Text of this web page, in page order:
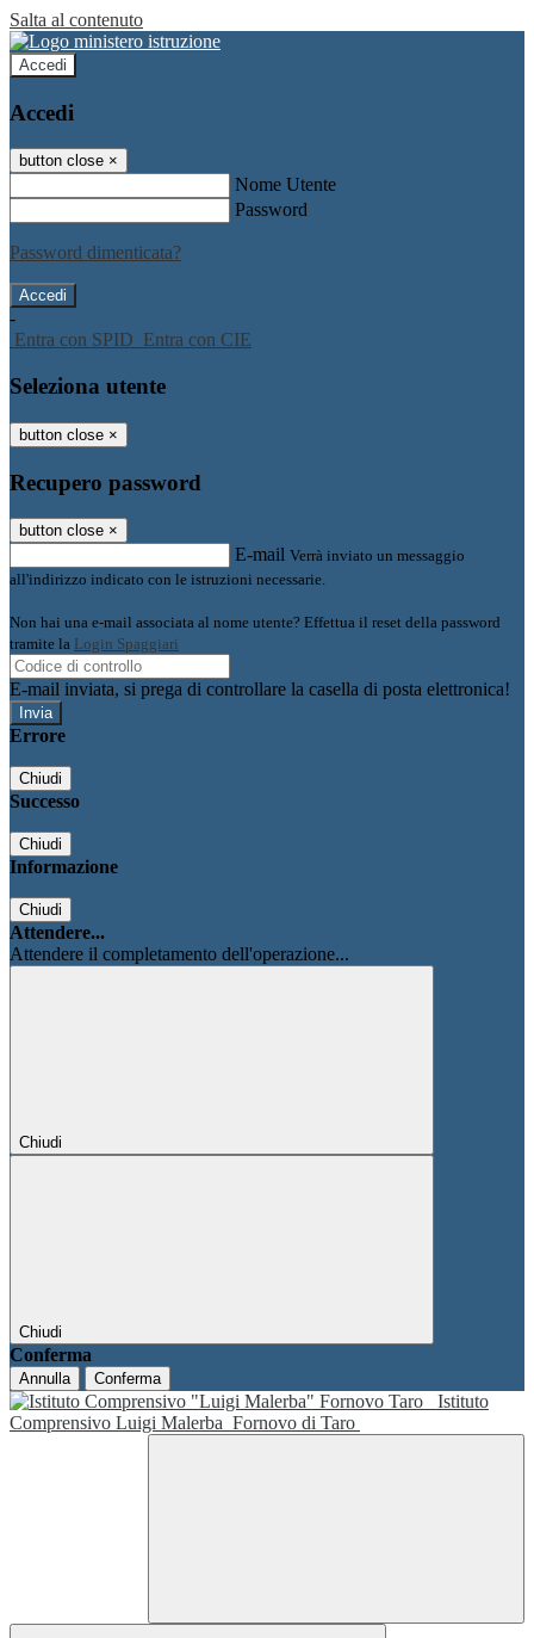
Salta al contenuto
Accedi
Accedi
button close ×
Nome Utente
Password
Password dimenticata?
-
Entra con SPID Entra con CIE
Seleziona utente
button close ×
Recupero password
button close ×
E-mail Verrà inviato un messaggio
all'indirizzo indicato con le istruzioni necessarie.
Non hai una e-mail associata al nome utente? Effettua il reset della password
tramite la Login Spaggiari
E-mail inviata, si prega di controllare la casella di posta elettronica!
Errore
Chiudi
Successo
Chiudi
Informazione
Chiudi
Attendere...
Attendere il completamento dell'operazione...
Chiudi
Chiudi
Conferma
Annulla Conferma
Istituto
Comprensivo Luigi Malerba Fornovo di Taro